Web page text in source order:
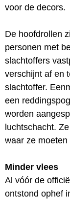
voor de decors.
De hoofdrollen
personen met
slachtoffers
verschijnt af en
slachtoffer.
een
worden
luchtschacht.
waar ze
Minder vlees
Al vóór de
ontstond ophef